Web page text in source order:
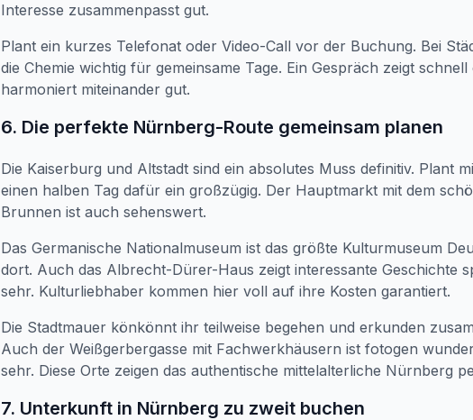
Interesse zusammenpasst gut.
Plant ein kurzes Telefonat oder Video-Call vor der Buchung. Bei
die Chemie wichtig für gemeinsame Tage. Ein Gespräch zeigt
harmoniert miteinander gut.
6. Die perfekte Nürnberg-Route gemeinsam planen
Die Kaiserburg und Altstadt sind ein absolutes Muss definitiv. Plant
einen halben Tag dafür ein großzügig. Der Hauptmarkt mit dem
Brunnen ist auch sehenswert.
Das Germanische Nationalmuseum ist das größte Kulturmuseum
dort. Auch das Albrecht-Dürer-Haus zeigt interessante Geschichte
sehr. Kulturliebhaber kommen hier voll auf ihre Kosten garantiert.
Die Stadtmauer könkönnt ihr teilweise begehen und erkunden
Auch der Weißgerbergasse mit Fachwerkhäusern ist fotogen
sehr. Diese Orte zeigen das authentische mittelalterliche Nürnberg
7. Unterkunft in Nürnberg zu zweit buchen